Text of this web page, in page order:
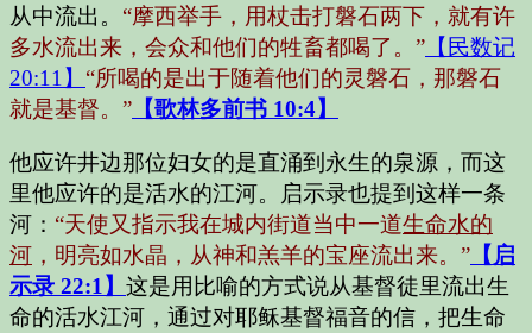
从中流出。 “摩西举手，用杖击打磐石两下，就有许
多水流出来，会众和他们的牲畜都喝了。” 【民数记
20:11】 “所喝的是出于随着他们的灵磐石，那磐石
就是基督。” 【歌林多前书 10:4】
他应许井边那位妇女的是直涌到永生的泉源，而这
里他应许的是活水的江河。
启示录也提到这样一条
河： “天使又指示我在城内街道当中一道生命水的
河 ，明亮如水晶，从神和羔羊的宝座流出来。” 【启
示录 22:1】 这是用比喻的方式说从基督徒里流出生
命的活水江河，通过对耶稣基督福音的信，把生命